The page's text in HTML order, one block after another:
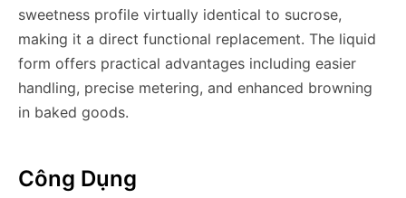
sweetness profile virtually identical to sucrose,
making it a direct functional replacement. The liquid
form offers practical advantages including easier
handling, precise metering, and enhanced browning
in baked goods.
Công Dụng